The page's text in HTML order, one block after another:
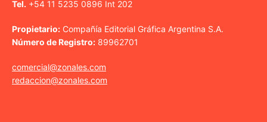
Tel. +54 11 5235 0896 Int 202
Propietario: Compañía Editorial Gráfica Argentina S.A.
Número de Registro: 89962701
comercial@zonales.com
redaccion@zonales.com